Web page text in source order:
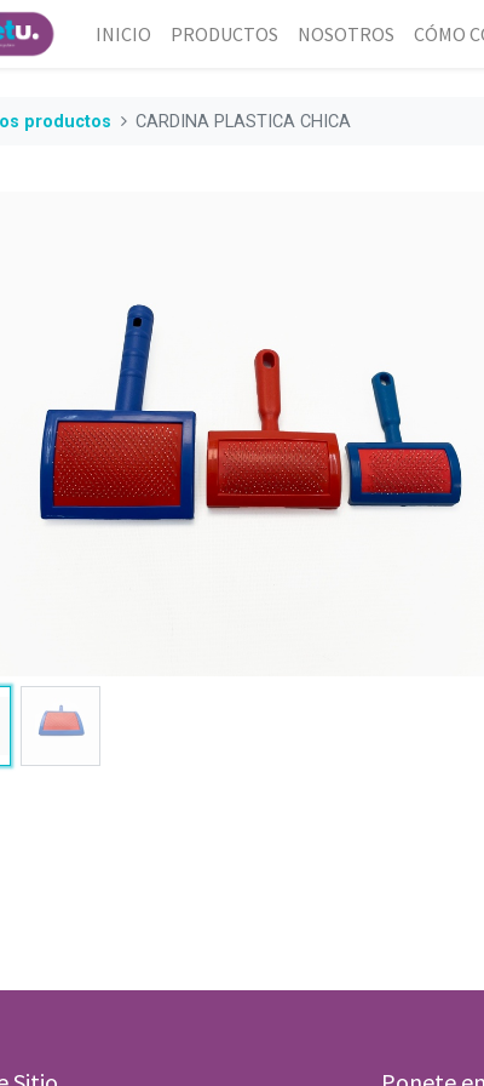
INICIO PRODUCTOS NOSOTROS CÓMO
productos CARDINA PLASTICA CHICA